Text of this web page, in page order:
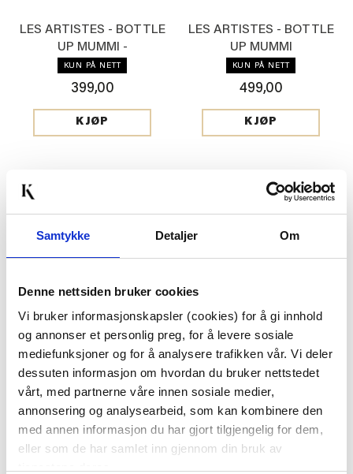
Samtykke Detaljer Om
Denne nettsiden bruker cookies
Vi bruker informasjonskapsler (cookies) for å gi innhold
og annonser et personlig preg, for å levere sosiale
mediefunksjoner og for å analysere trafikken vår. Vi deler
dessuten informasjon om hvordan du bruker nettstedet
vårt, med partnerne våre innen sosiale medier,
annonsering og analysearbeid, som kan kombinere den
med annen informasjon du har gjort tilgjengelig for dem,
eller som de har samlet inn gjennom din bruk av
LES ARTISTES - BOTTLE
UP MUMMI -
TERMOFLASKE LYSEBLÅ
KUN PÅ NETT
399,00
KJØP
LES ARTISTES - BOTTLE
UP MUMMI
TERMOFLASKE 1 L, RØD
KUN PÅ NETT
499,00
KJØP
Drikkeflasker, vannflasker og
termoflasker
Uansett om du er på farten, på jobb, eller bare
slitesterk plast til stilige akryl- og metallflasker - vårt
brede utvalg av drikkeflasker har noe for enhver smak
og preferanse. Våre flasker er designet med din
bekvemmelighet i tankene, slik at du kan ta med deg
din favorittdrikk uansett hvor dagen fører deg. Og når
de ikke er i bruk, kan de til og med være en stilig og
praktisk tillegg til kjøkkenet eller baren din!